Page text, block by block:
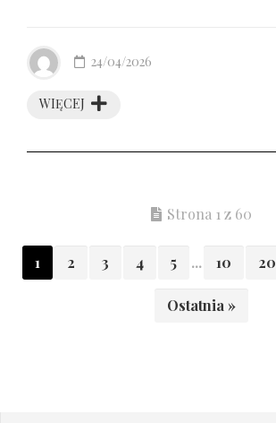
WIĘCEJ
24/04/2026
Strona 1 z 60
1 2 3 4 5 ... 10 20
Ostatnia »